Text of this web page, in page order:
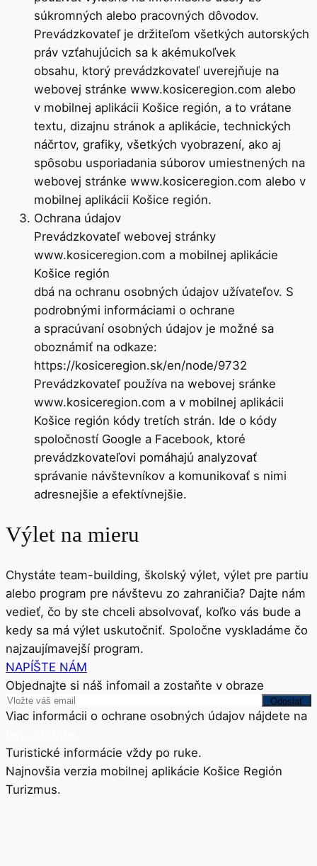
súkromných alebo pracovných dôvodov.
Prevádzkovateľ je držiteľom všetkých autorských
práv vzťahujúcich sa k akémukoľvek
obsahu, ktorý prevádzkovateľ uverejňuje na
webovej stránke www.kosiceregion.com alebo
v mobilnej aplikácii Košice región, a to vrátane
textu, dizajnu stránok a aplikácie, technických
náčrtov, grafiky, všetkých vyobrazení, ako aj
spôsobu usporiadania súborov umiestnených na
webovej stránke www.kosiceregion.com alebo v
mobilnej aplikácii Košice región.
Ochrana údajov
Prevádzkovateľ webovej stránky
www.kosiceregion.com a mobilnej aplikácie
Košice región
dbá na ochranu osobných údajov užívateľov. S
podrobnými informáciami o ochrane
a spracúvaní osobných údajov je možné sa
oboznámiť na odkaze:
https://kosiceregion.sk/en/node/9732
Prevádzkovateľ používa na webovej sránke
www.kosiceregion.com a v mobilnej aplikácii
Košice región kódy tretích strán. Ide o kódy
spoločností Google a Facebook, ktoré
prevádzkovateľovi pomáhajú analyzovať
správanie návštevníkov a komunikovať s nimi
adresnejšie a efektívnejšie.
Výlet na mieru
Chystáte team-building, školský výlet, výlet pre partiu
alebo program pre návštevu zo zahraničia? Dajte nám
vedieť, čo by ste chceli absolvovať, koľko vás bude a
kedy sa má výlet uskutočniť. Spoločne vyskladáme čo
najzaujímavejší program.
NAPÍŠTE NÁM
Objednajte si náš infomail a zostaňte v obraze
Viac informácii o ochrane osobných údajov nájdete na
Turistické informácie vždy po ruke.
Najnovšia verzia mobilnej aplikácie Košice Región
Turizmus.